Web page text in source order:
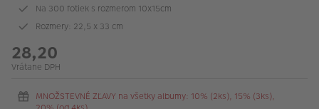
Na 300 fotiek s rozmerom 10x15cm
Rozmery: 22,5 x 33 cm
28,20
Vrátane DPH
MNOŽSTEVNÉ ZĽAVY na všetky albumy: 10% (2ks), 15% (3ks),